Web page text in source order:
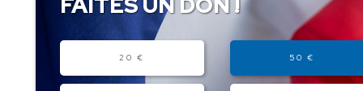
20 € 50 €